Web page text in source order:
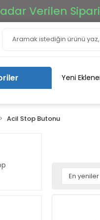
Verilen
Yeni
Acil Stop Butonu